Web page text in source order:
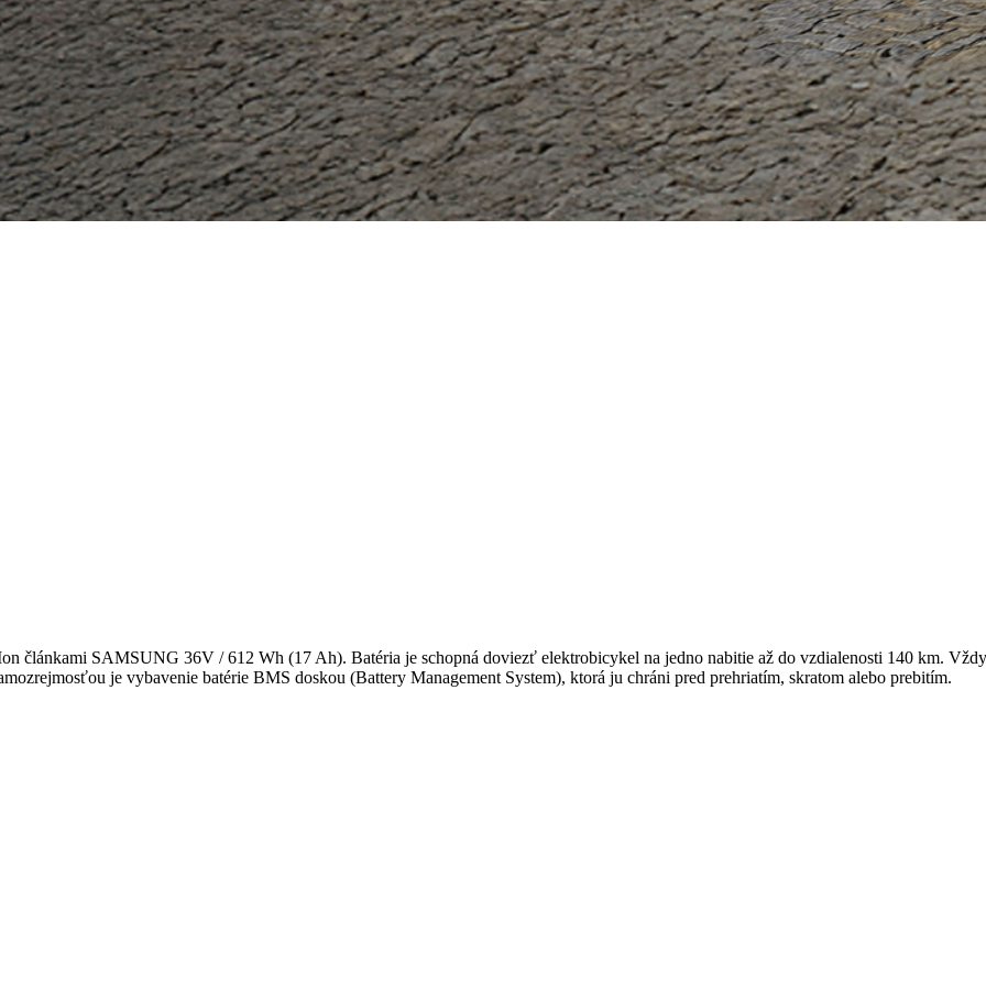
článkami SAMSUNG 36V / 612 Wh (17 Ah). Batéria je schopná doviezť elektrobicykel na jedno nabitie až do vzdialenosti 140 km. Vždy
je vybavenie batérie BMS doskou (Battery Management System), ktorá ju chráni pred prehriatím, skratom alebo prebitím.